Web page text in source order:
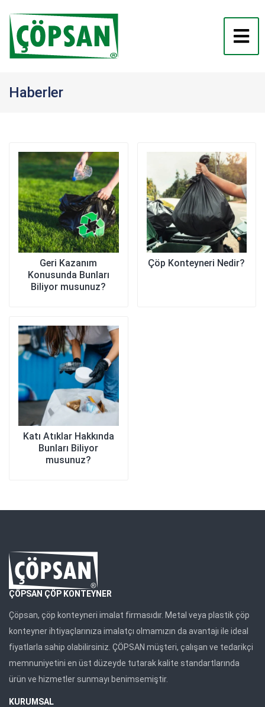
Haberler
Geri Kazanım
Konusunda Bunları
Biliyor musunuz?
Çöp Konteyneri Nedir?
Katı Atıklar Hakkında
Bunları Biliyor
musunuz?
ÇÖPSAN ÇÖP KONTEYNER
Çöpsan, çöp konteyneri imalat firmasıdır. Metal veya plastik çöp
konteyner ihtiyaçlarınıza imalatçı olmamızın da avantajı ile ideal
fiyatlarla sahip olabilirsiniz. ÇÖPSAN müşteri, çalışan ve tedarikçi
memnuniyetini en üst düzeyde tutarak kalite standartlarında
ürün ve hizmetler sunmayı benimsemiştir.
KURUMSAL